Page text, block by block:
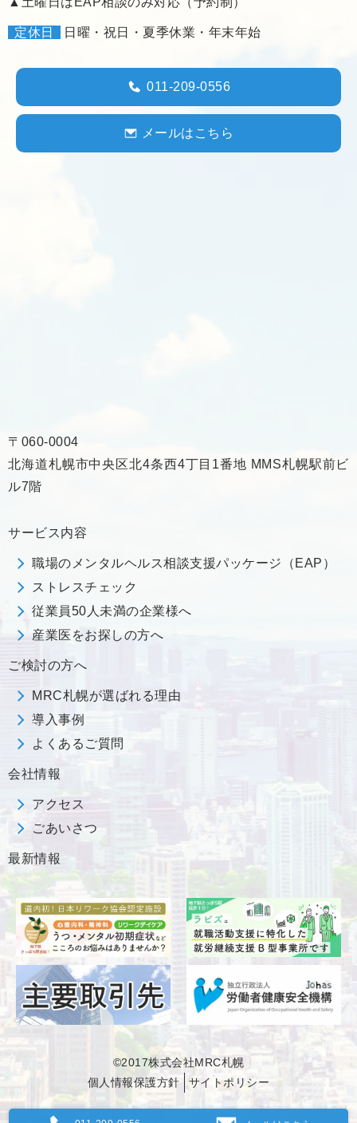
定休日 日曜・祝日・夏季休業・年末年始
011-209-0556
メールはこちら
〒060-0004
北海道札幌市中央区北4条西4丁目1番地 MMS札幌駅前ビ
ル7階
サービス内容
職場のメンタルヘルス相談支援パッケージ（EAP）
ストレスチェック
従業員50人未満の企業様へ
産業医をお探しの方へ
ご検討の方へ
MRC札幌が選ばれる理由
導入事例
よくあるご質問
会社情報
アクセス
ごあいさつ
最新情報
©2017株式会社MRC札幌
個人情報保護方針
サイトポリシー